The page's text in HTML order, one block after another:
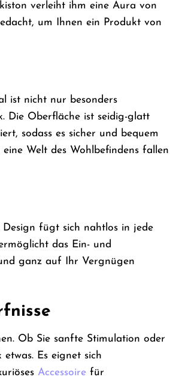
verleiht ihm eine Aura von
um Ihnen ein Produkt von
ist nicht nur besonders
Die Oberfläche ist seidig-glatt
sodass es sicher und bequem
Welt des Wohlbefindens fallen
Design fügt sich nahtlos in jede
das Ein- und
ganz auf Ihr Vergnügen
Ob Sie sanfte Stimulation oder
Es eignet sich
Accessoire für